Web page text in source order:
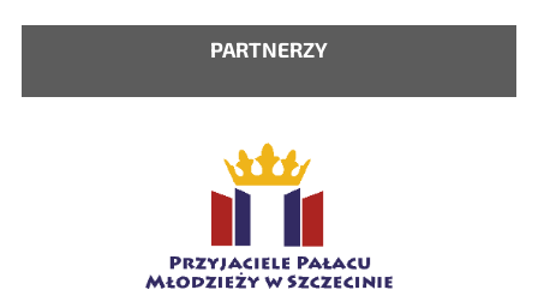
PARTNERZY